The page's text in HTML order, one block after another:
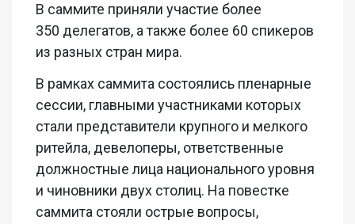
В саммите приняли участие более
350 делегатов, а также более 60 спикеров
из разных стран мира.
В рамках саммита состоялись пленарные
сессии, главными участниками которых
стали представители крупного и мелкого
ритейла, девелоперы, ответственные
должностные лица национального уровня
и чиновники двух столиц. На повестке
саммита стояли острые вопросы,